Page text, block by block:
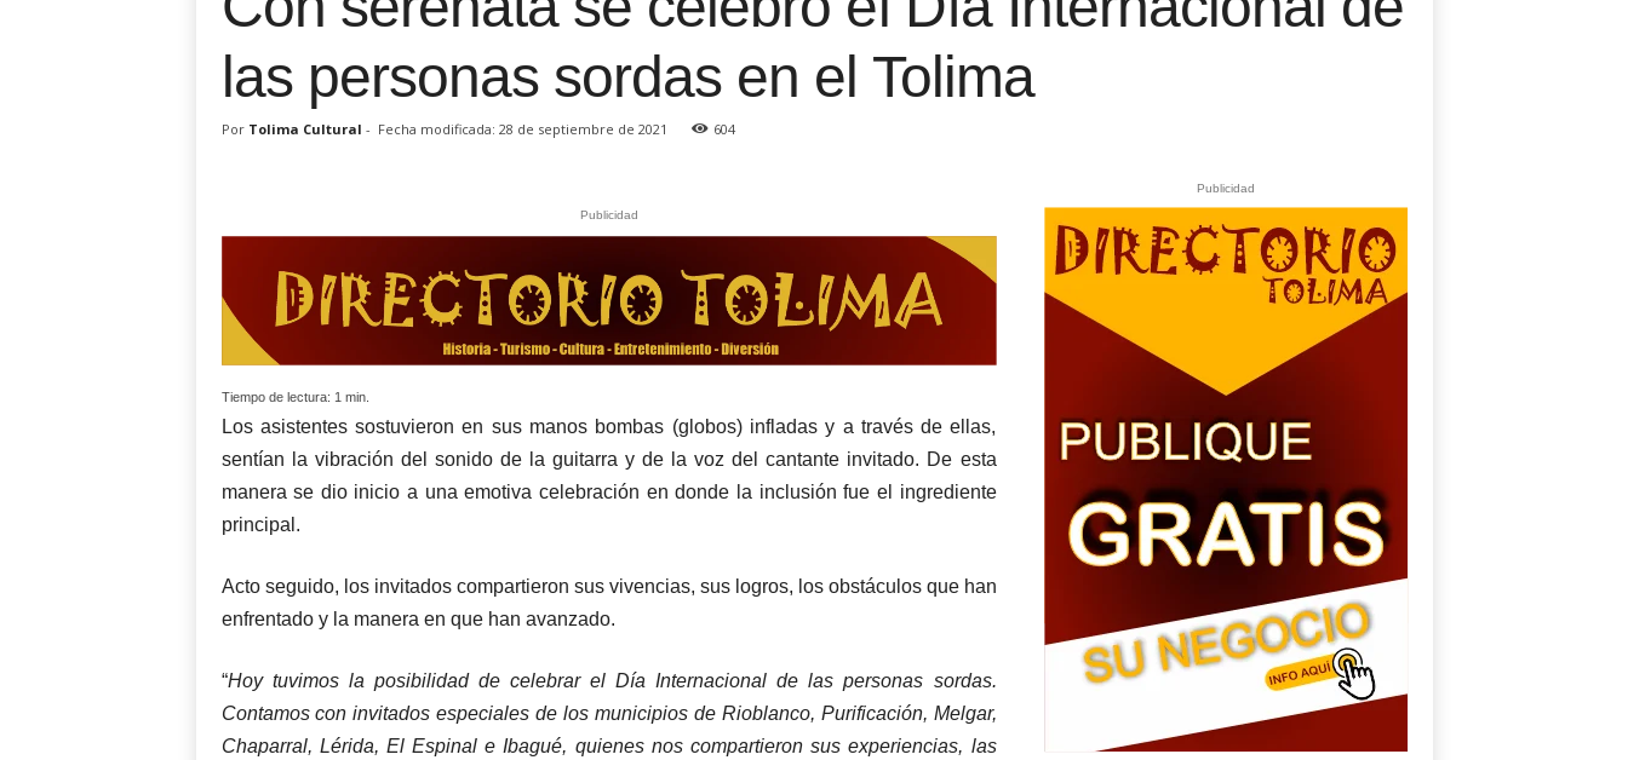
las personas sordas en el Tolima
Por Tolima Cultural - Fecha modificada: 28 de septiembre de 2021 604
Publicidad
Tiempo de lectura: 1 min.
Los asistentes sostuvieron en sus manos bombas (globos) infladas y a través de ellas,
sentían la vibración del sonido de la guitarra y de la voz del cantante invitado. De esta
manera se dio inicio a una emotiva celebración en donde la inclusión fue el ingrediente
principal.
Acto seguido, los invitados compartieron sus vivencias, sus logros, los obstáculos que han
enfrentado y la manera en que han avanzado.
“Hoy tuvimos la posibilidad de celebrar el Día Internacional de las personas sordas.
Contamos con invitados especiales de los municipios de Rioblanco, Purificación, Melgar,
Chaparral, Lérida, El Espinal e Ibagué, quienes nos compartieron sus experiencias, las
Publicidad